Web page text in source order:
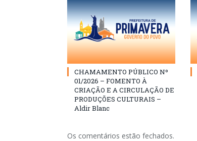
CHAMAMENTO PÚBLICO Nº
01/2026 – FOMENTO À
CRIAÇÃO E A CIRCULAÇÃO DE
PRODUÇÕES CULTURAIS –
Aldir Blanc
Os comentários estão fechados.